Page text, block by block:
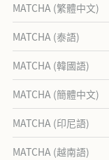
MATCHA (繁體中文)
MATCHA (泰語)
MATCHA (韓國語)
MATCHA (簡體中文)
MATCHA (印尼語)
MATCHA (越南語)